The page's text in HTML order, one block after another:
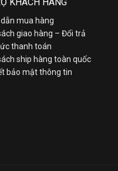
mua hàng
giao hàng – Đổi trả
thanh toán
ship hàng toàn quốc
bảo mật thông tin